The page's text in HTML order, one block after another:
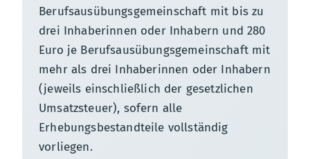
Berufsausübungsgemeinschaft mit bis zu
drei Inhaberinnen oder Inhabern und 280
Euro je Berufsausübungsgemeinschaft mit
mehr als drei Inhaberinnen oder Inhabern
(jeweils einschließlich der gesetzlichen
Umsatzsteuer), sofern alle
Erhebungsbestandteile vollständig
vorliegen.